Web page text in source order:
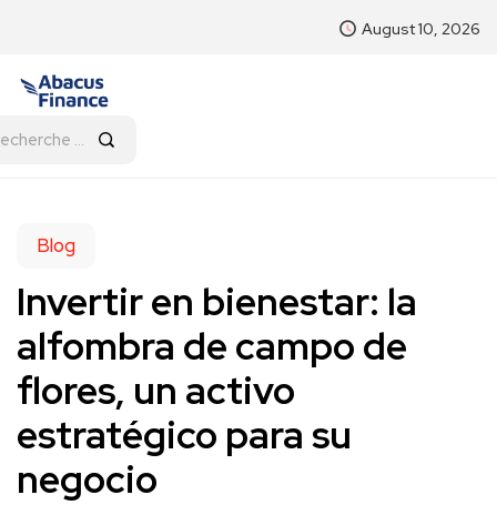
August 10, 2026
Blog
Invertir en bienestar: la
alfombra de campo de
flores, un activo
estratégico para su
negocio